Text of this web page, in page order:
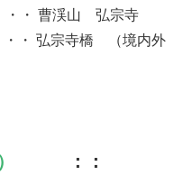
・・ 曹渓山 弘宗寺
・・ 弘宗寺橋 （境内外
：：